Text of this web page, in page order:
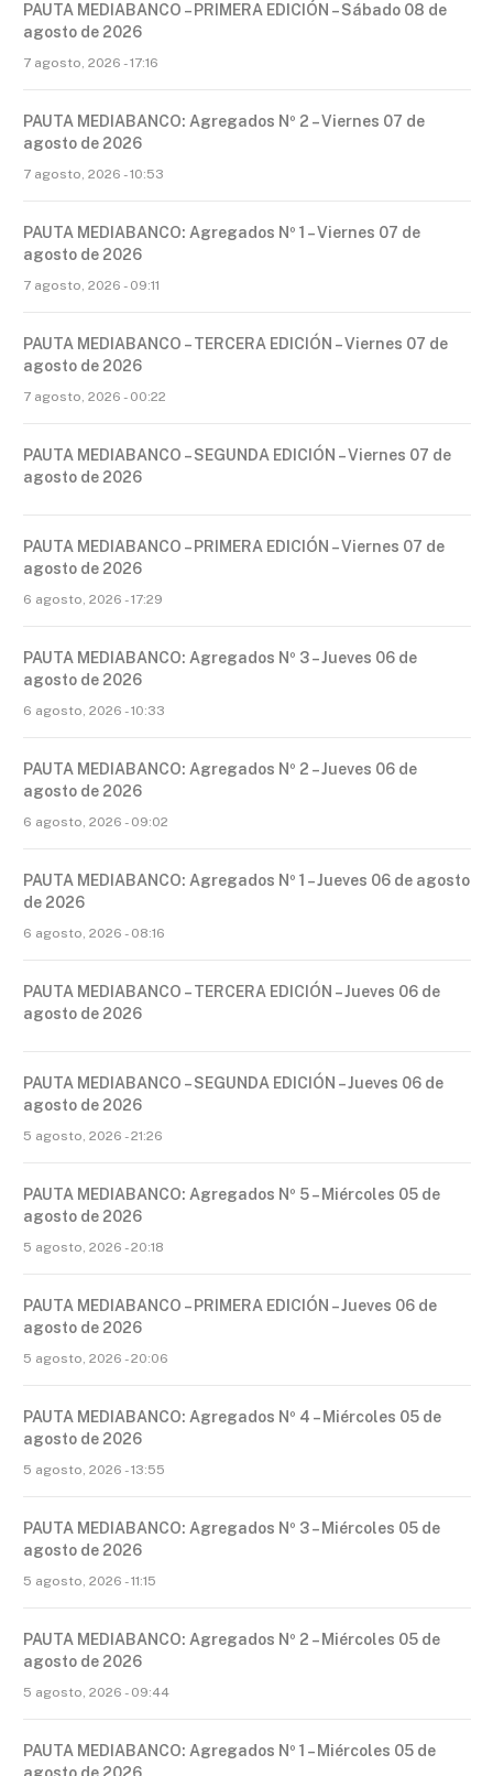
PAUTA MEDIABANCO – PRIMERA EDICIÓN – Sábado 08 de
agosto de 2026
7 agosto, 2026 - 17:16
PAUTA MEDIABANCO: Agregados Nº 2 – Viernes 07 de
agosto de 2026
7 agosto, 2026 - 10:53
PAUTA MEDIABANCO: Agregados Nº 1 – Viernes 07 de
agosto de 2026
7 agosto, 2026 - 09:11
PAUTA MEDIABANCO – TERCERA EDICIÓN – Viernes 07 de
agosto de 2026
7 agosto, 2026 - 00:22
PAUTA MEDIABANCO – SEGUNDA EDICIÓN – Viernes 07 de
agosto de 2026
PAUTA MEDIABANCO – PRIMERA EDICIÓN – Viernes 07 de
agosto de 2026
6 agosto, 2026 - 17:29
PAUTA MEDIABANCO: Agregados Nº 3 – Jueves 06 de
agosto de 2026
6 agosto, 2026 - 10:33
PAUTA MEDIABANCO: Agregados Nº 2 – Jueves 06 de
agosto de 2026
6 agosto, 2026 - 09:02
PAUTA MEDIABANCO: Agregados Nº 1 – Jueves 06 de agosto
de 2026
6 agosto, 2026 - 08:16
PAUTA MEDIABANCO – TERCERA EDICIÓN – Jueves 06 de
agosto de 2026
PAUTA MEDIABANCO – SEGUNDA EDICIÓN – Jueves 06 de
agosto de 2026
5 agosto, 2026 - 21:26
PAUTA MEDIABANCO: Agregados Nº 5 – Miércoles 05 de
agosto de 2026
5 agosto, 2026 - 20:18
PAUTA MEDIABANCO – PRIMERA EDICIÓN – Jueves 06 de
agosto de 2026
5 agosto, 2026 - 20:06
PAUTA MEDIABANCO: Agregados Nº 4 – Miércoles 05 de
agosto de 2026
5 agosto, 2026 - 13:55
PAUTA MEDIABANCO: Agregados Nº 3 – Miércoles 05 de
agosto de 2026
5 agosto, 2026 - 11:15
PAUTA MEDIABANCO: Agregados Nº 2 – Miércoles 05 de
agosto de 2026
5 agosto, 2026 - 09:44
PAUTA MEDIABANCO: Agregados Nº 1 – Miércoles 05 de